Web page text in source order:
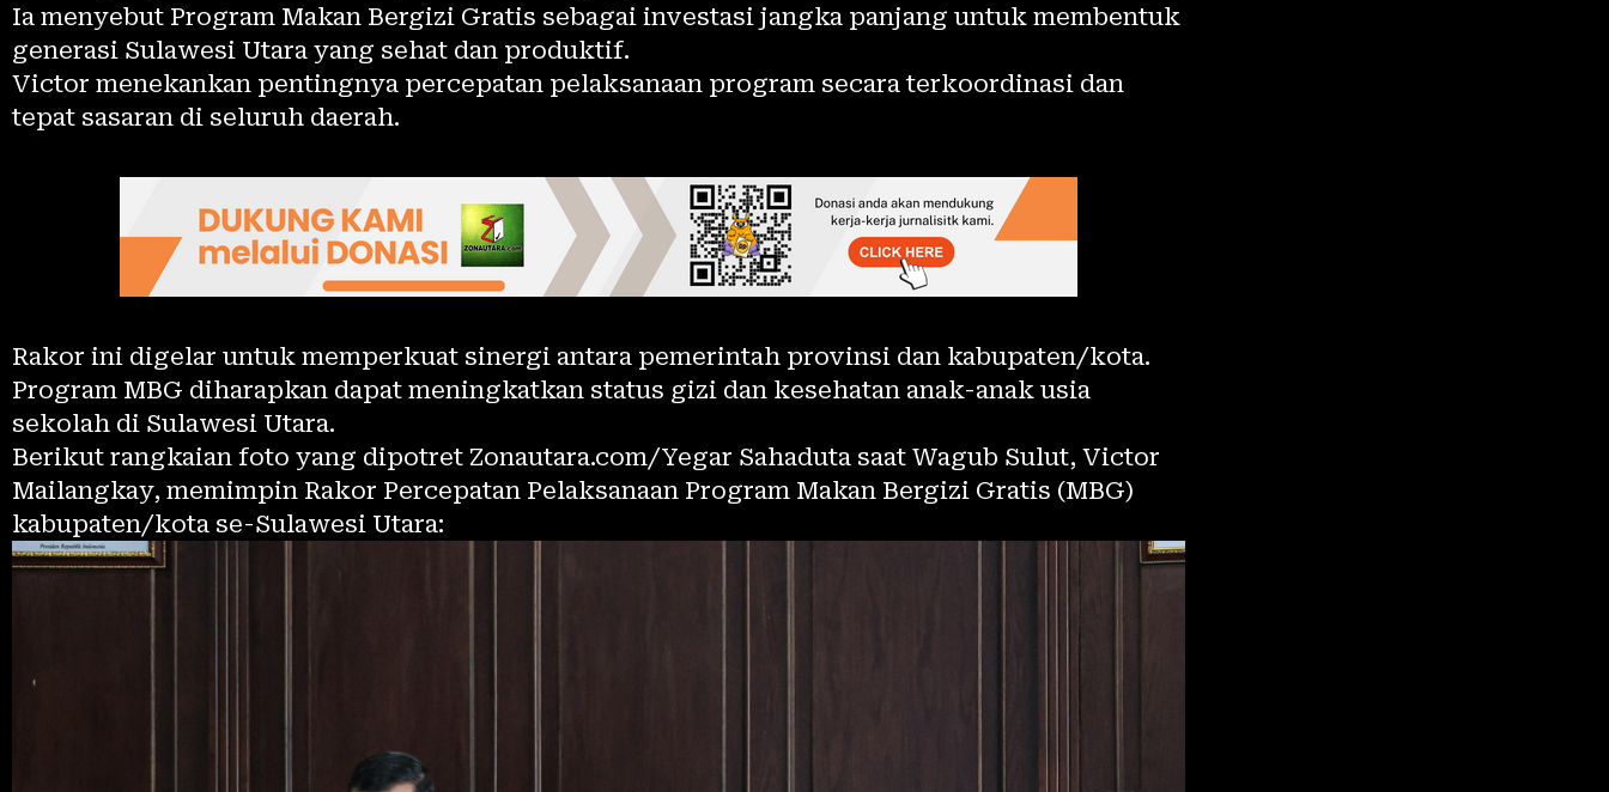
Ia menyebut Program Makan Bergizi Gratis sebagai investasi jangka panjang untuk membentuk
generasi Sulawesi Utara yang sehat dan produktif.
Victor menekankan pentingnya percepatan pelaksanaan program secara terkoordinasi dan
tepat sasaran di seluruh daerah.
Rakor ini digelar untuk memperkuat sinergi antara pemerintah provinsi dan kabupaten/kota.
Program MBG diharapkan dapat meningkatkan status gizi dan kesehatan anak-anak usia
sekolah di Sulawesi Utara.
Berikut rangkaian foto yang dipotret Zonautara.com/Yegar Sahaduta saat Wagub Sulut, Victor
Mailangkay, memimpin Rakor Percepatan Pelaksanaan Program Makan Bergizi Gratis (MBG)
kabupaten/kota se-Sulawesi Utara: